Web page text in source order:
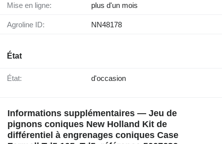
Mise en ligne: plus d'un mois
Agroline ID: NN48178
État
État: d'occasion
Informations supplémentaires — Jeu de
pignons coniques New Holland Kit de
différentiel à engrenages coniques Case